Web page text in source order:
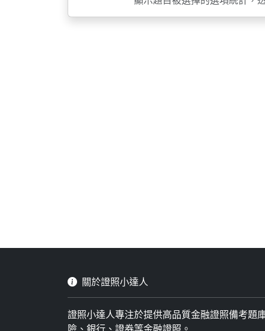
關於證照小達人
證照小達人專注於提供高品質金融證照備考題